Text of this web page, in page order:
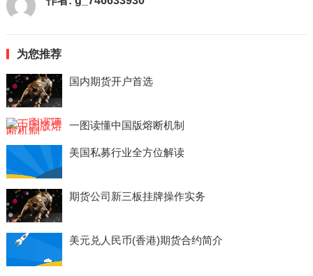
为您推荐
国内期货开户首选
一图读懂中国版熔断机制
美国私募行业全方位解读
期货公司新三板挂牌操作实务
美元兑人民币(香港)期货合约简介